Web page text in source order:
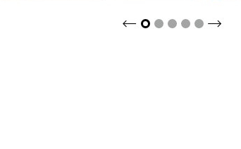
2 3 4 5